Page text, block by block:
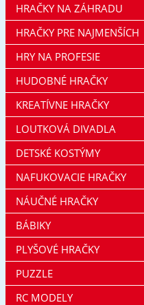
HRAČKY NA ZÁHRADU
HRAČKY PRE NAJMENŠÍCH
HRY NA PROFESIE
HUDOBNÉ HRAČKY
KREATÍVNE HRAČKY
LOUTKOVÁ DIVADLA
DETSKÉ KOSTÝMY
NAFUKOVACIE HRAČKY
NÁUČNÉ HRAČKY
BÁBIKY
PLYŠOVÉ HRAČKY
PUZZLE
RC MODELY